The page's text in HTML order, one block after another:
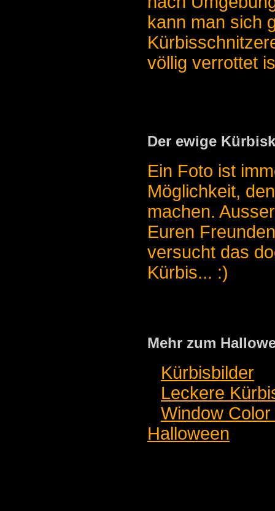
kann man sich
völlig verrottet
Der ewige
Ein Foto ist
Möglichkeit,
machen.
Euren
versucht das
Kürbis... :)
Mehr zum
Kürbisbilder
Leckere
Window
Halloween